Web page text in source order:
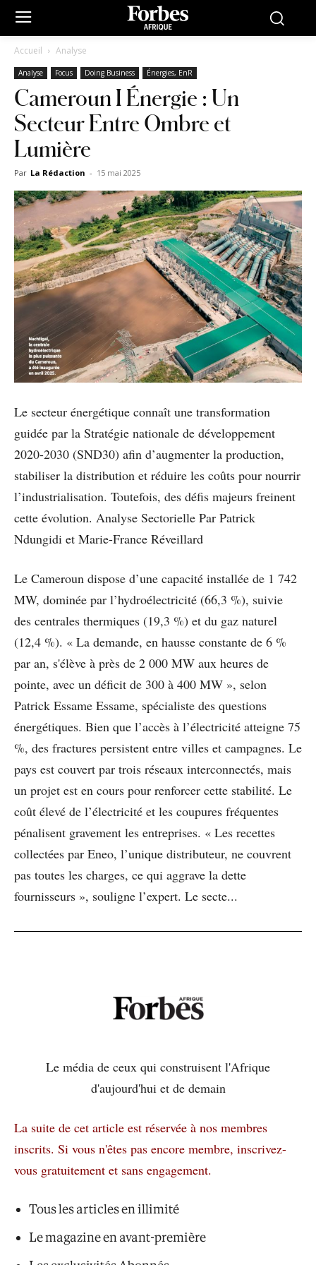
Accueil Analyse
Analyse Focus Doing Business Énergies, EnR
Cameroun I Énergie : Un
Secteur Entre Ombre et
Lumière
Par La Rédaction - 15 mai 2025
Le secteur énergétique connaît une transformation
guidée par la Stratégie nationale de développement
2020-2030 (SND30) afin d’augmenter la production,
stabiliser la distribution et réduire les coûts pour nourrir
l’industrialisation. Toutefois, des défis majeurs freinent
cette évolution. Analyse Sectorielle Par Patrick
Ndungidi et Marie-France Réveillard
Le Cameroun dispose d’une capacité installée de 1 742
MW, dominée par l’hydroélectricité (66,3 %), suivie
des centrales thermiques (19,3 %) et du gaz naturel
(12,4 %). « La demande, en hausse constante de 6 %
par an, s'élève à près de 2 000 MW aux heures de
pointe, avec un déficit de 300 à 400 MW », selon
Patrick Essame Essame, spécialiste des questions
énergétiques. Bien que l’accès à l’électricité atteigne 75
%, des fractures persistent entre villes et campagnes. Le
pays est couvert par trois réseaux interconnectés, mais
un projet est en cours pour renforcer cette stabilité. Le
coût élevé de l’électricité et les coupures fréquentes
pénalisent gravement les entreprises. « Les recettes
collectées par Eneo, l’unique distributeur, ne couvrent
pas toutes les charges, ce qui aggrave la dette
fournisseurs », souligne l’expert. Le secte...
Le média de ceux qui construisent l'Afrique
d'aujourd'hui et de demain
La suite de cet article est réservée à nos membres
inscrits. Si vous n'êtes pas encore membre, inscrivez-
vous gratuitement et sans engagement.
Tous les articles en illimité
Le magazine en avant-première